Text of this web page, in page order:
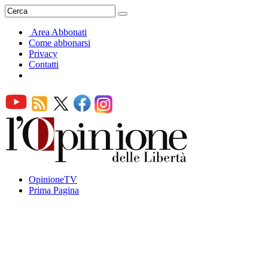
Area Abbonati
Come abbonarsi
Privacy
Contatti
OpinioneTV
Prima Pagina